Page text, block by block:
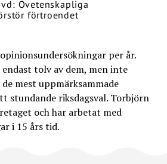
per år.
tolv av dem, men inte
mest uppmärksammade
stundande riksdagsval. Torbjörn
och har arbetat med
i 15 års tid.